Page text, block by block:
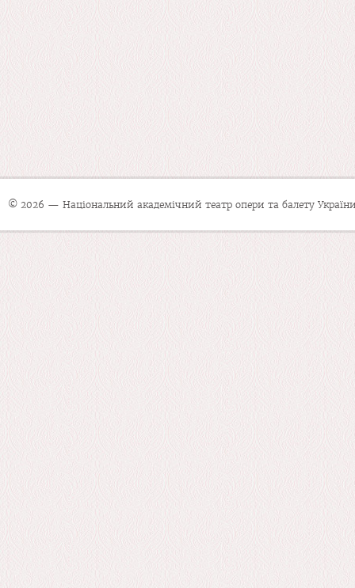
© 2026 — Національний академічний театр опери та балету